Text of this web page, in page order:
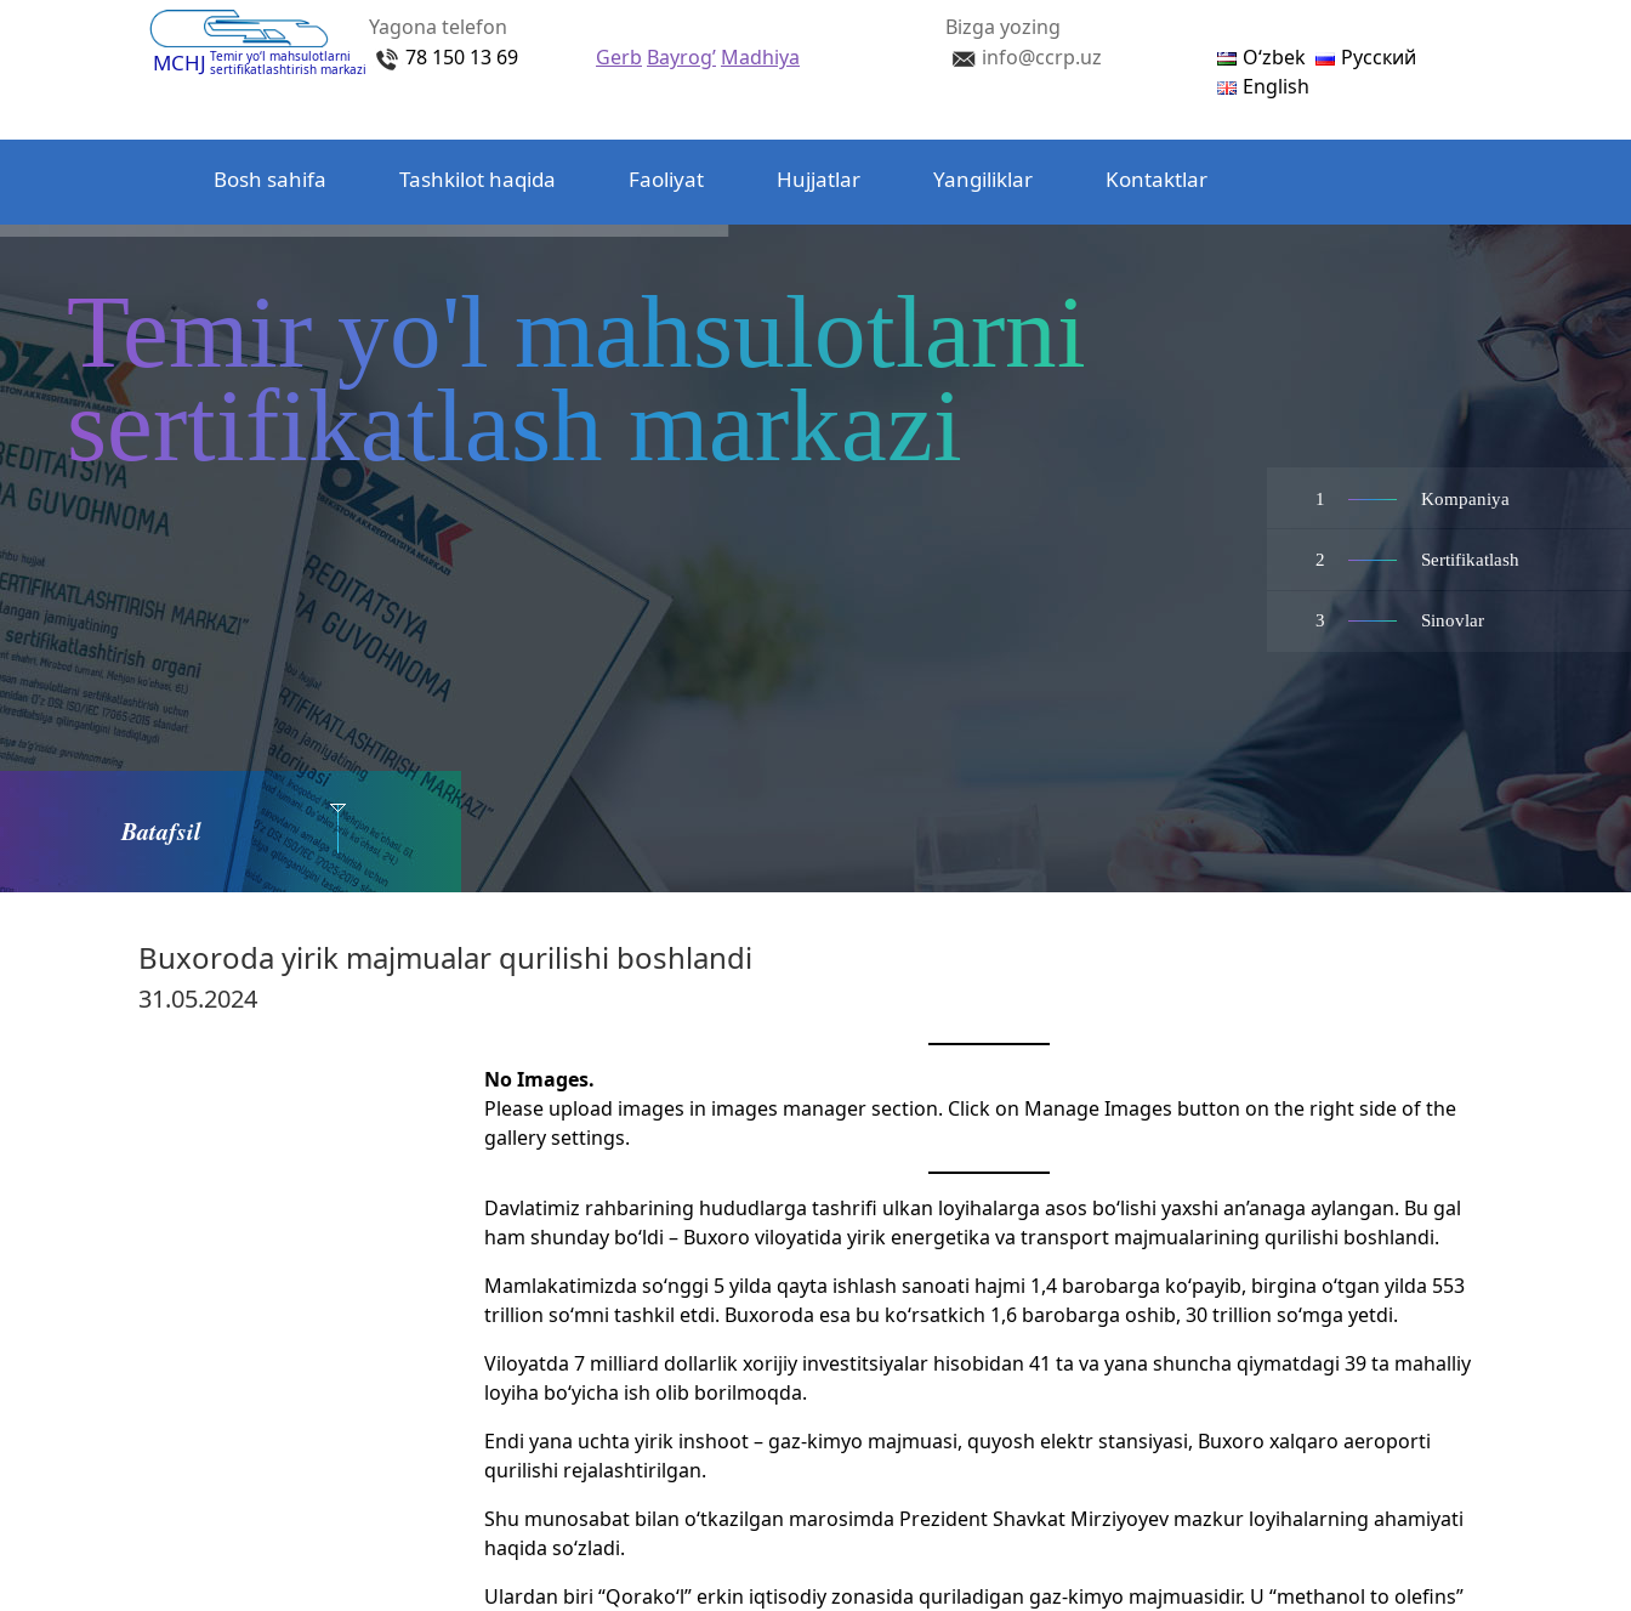
MCHJ Temir yo‘l mahsulotlarni
sertifikatlashtirish markazi
Yagona telefon
78 150 13 69
Gerb Bayrog’ Madhiya
Bizga yozing
info@ccrp.uz
Oʻzbek
Русский
English
Bosh sahifa Tashkilot haqida Faoliyat Hujjatlar Yangiliklar Kontaktlar
1 Kompaniya
2 Sertifikatlash
3 Sinovlar
Temir yo'l mahsulotlarni
sertifikatlash markazi
Batafsil
Buxoroda yirik majmualar qurilishi boshlandi
31.05.2024
No Images.
Please upload images in images manager section. Click on Manage Images button on the right side of the
gallery settings.
Davlatimiz rahbarining hududlarga tashrifi ulkan loyihalarga asos bo‘lishi yaxshi an’anaga aylangan. Bu gal
ham shunday bo‘ldi – Buxoro viloyatida yirik energetika va transport majmualarining qurilishi boshlandi.
Mamlakatimizda so‘nggi 5 yilda qayta ishlash sanoati hajmi 1,4 barobarga ko‘payib, birgina o‘tgan yilda 553
trillion so‘mni tashkil etdi. Buxoroda esa bu ko‘rsatkich 1,6 barobarga oshib, 30 trillion so‘mga yetdi.
Viloyatda 7 milliard dollarlik xorijiy investitsiyalar hisobidan 41 ta va yana shuncha qiymatdagi 39 ta mahalliy
loyiha bo‘yicha ish olib borilmoqda.
Endi yana uchta yirik inshoot – gaz-kimyo majmuasi, quyosh elektr stansiyasi, Buxoro xalqaro aeroporti
qurilishi rejalashtirilgan.
Shu munosabat bilan o‘tkazilgan marosimda Prezident Shavkat Mirziyoyev mazkur loyihalarning ahamiyati
haqida so‘zladi.
Ulardan biri “Qorako‘l” erkin iqtisodiy zonasida quriladigan gaz-kimyo majmuasidir. U “methanol to olefins”